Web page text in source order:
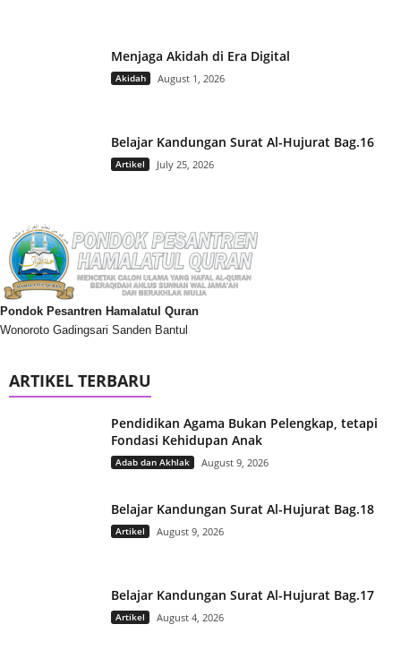
Menjaga Akidah di Era Digital
Akidah August 1, 2026
Belajar Kandungan Surat Al-Hujurat Bag.16
Artikel July 25, 2026
Pondok Pesantren Hamalatul Quran
Wonoroto Gadingsari Sanden Bantul
ARTIKEL TERBARU
Pendidikan Agama Bukan Pelengkap, tetapi
Fondasi Kehidupan Anak
Adab dan Akhlak August 9, 2026
Belajar Kandungan Surat Al-Hujurat Bag.18
Artikel August 9, 2026
Belajar Kandungan Surat Al-Hujurat Bag.17
Artikel August 4, 2026